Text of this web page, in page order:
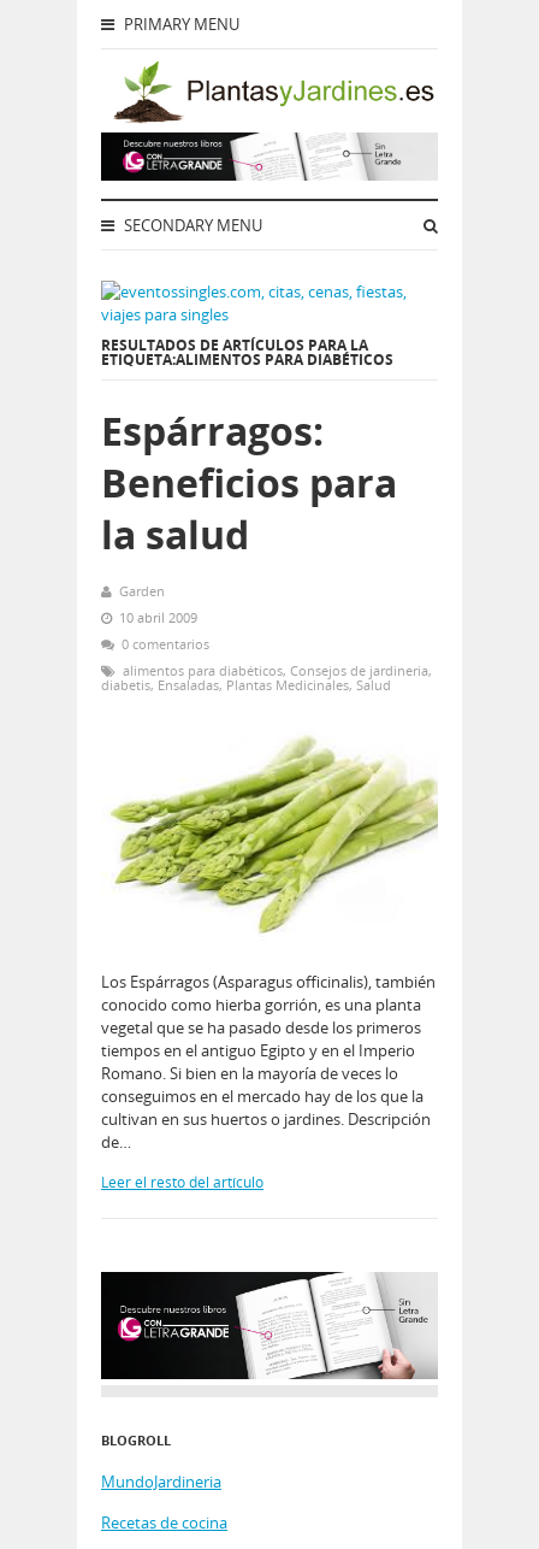
PRIMARY MENU
SECONDARY MENU
RESULTADOS DE ARTÍCULOS PARA LA
ETIQUETA:ALIMENTOS PARA DIABÉTICOS
Espárragos:
Beneficios para
la salud
Garden
10 abril 2009
0 comentarios
alimentos para diabéticos, Consejos de jardineria,
diabetis, Ensaladas, Plantas Medicinales, Salud
Los Espárragos (Asparagus officinalis), también
conocido como hierba gorrión, es una planta
vegetal que se ha pasado desde los primeros
tiempos en el antiguo Egipto y en el Imperio
Romano. Si bien en la mayoría de veces lo
conseguimos en el mercado hay de los que la
cultivan en sus huertos o jardines. Descripción
de…
Leer el resto del artículo
BLOGROLL
MundoJardineria
Recetas de cocina